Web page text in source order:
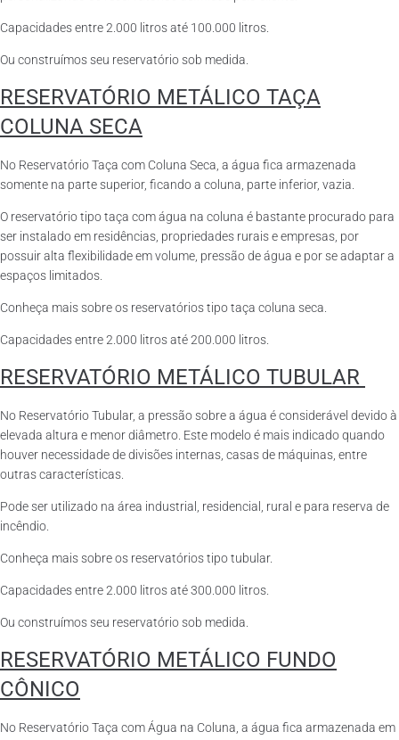
Capacidades entre 2.000 litros até 100.000 litros.
Ou construímos seu reservatório sob medida.
RESERVATÓRIO METÁLICO TAÇA
COLUNA SECA
No Reservatório Taça com Coluna Seca, a água fica armazenada
somente na parte superior, ficando a coluna, parte inferior, vazia.
O reservatório tipo taça com água na coluna é bastante procurado para
ser instalado em residências, propriedades rurais e empresas, por
possuir alta flexibilidade em volume, pressão de água e por se adaptar a
espaços limitados.
Conheça mais sobre os reservatórios tipo taça coluna seca.
Capacidades entre 2.000 litros até 200.000 litros.
RESERVATÓRIO METÁLICO TUBULAR
No Reservatório Tubular, a pressão sobre a água é considerável devido à
elevada altura e menor diâmetro. Este modelo é mais indicado quando
houver necessidade de divisões internas, casas de máquinas, entre
outras características.
Pode ser utilizado na área industrial, residencial, rural e para reserva de
incêndio.
Conheça mais sobre os reservatórios tipo tubular.
Capacidades entre 2.000 litros até 300.000 litros.
Ou construímos seu reservatório sob medida.
RESERVATÓRIO METÁLICO FUNDO
CÔNICO
No Reservatório Taça com Água na Coluna, a água fica armazenada em